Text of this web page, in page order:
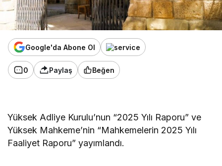
Google'da Abone Ol
0 Paylaş Beğen
Yüksek Adliye Kurulu’nun “2025 Yılı Raporu” ve
Yüksek Mahkeme’nin “Mahkemelerin 2025 Yılı
Faaliyet Raporu” yayımlandı.